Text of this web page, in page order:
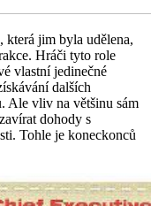
která jim byla udělena,
Hráči tyto role
vlastní jedinečné
dalších
Ale vliv na většinu sám
dohody s
Tohle je koneckonců